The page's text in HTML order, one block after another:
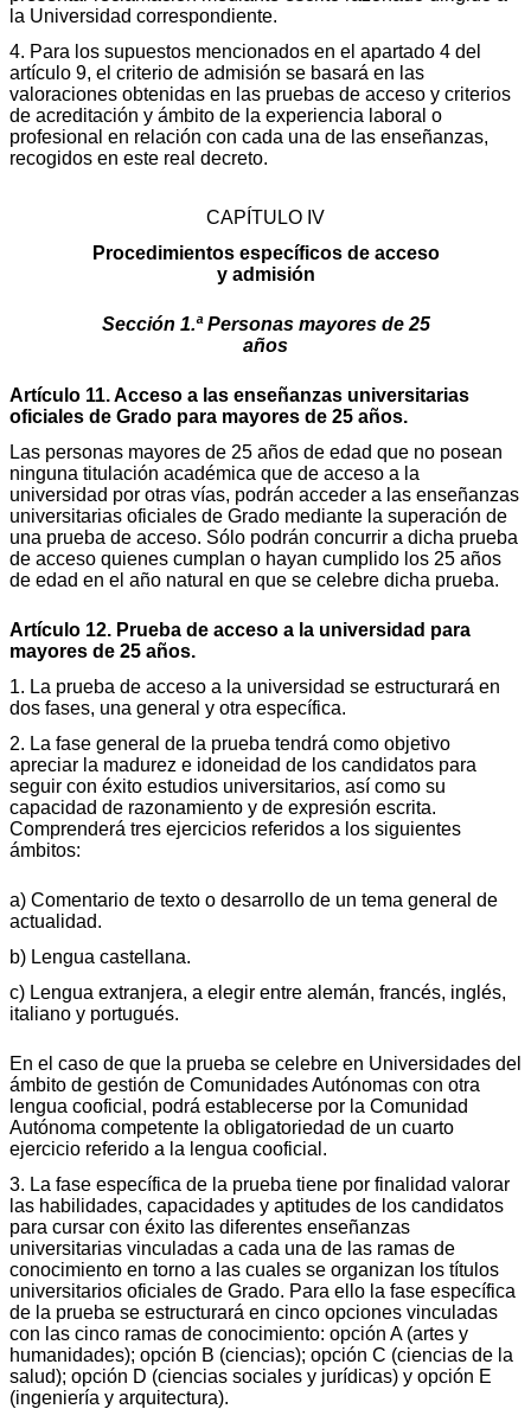
la Universidad correspondiente.
4. Para los supuestos mencionados en el apartado 4 del
artículo 9, el criterio de admisión se basará en las
valoraciones obtenidas en las pruebas de acceso y criterios
de acreditación y ámbito de la experiencia laboral o
profesional en relación con cada una de las enseñanzas,
recogidos en este real decreto.
CAPÍTULO IV
Procedimientos específicos de acceso
y admisión
Sección 1.ª Personas mayores de 25
años
Artículo 11. Acceso a las enseñanzas universitarias
oficiales de Grado para mayores de 25 años.
Las personas mayores de 25 años de edad que no posean
ninguna titulación académica que de acceso a la
universidad por otras vías, podrán acceder a las enseñanzas
universitarias oficiales de Grado mediante la superación de
una prueba de acceso. Sólo podrán concurrir a dicha prueba
de acceso quienes cumplan o hayan cumplido los 25 años
de edad en el año natural en que se celebre dicha prueba.
Artículo 12. Prueba de acceso a la universidad para
mayores de 25 años.
1. La prueba de acceso a la universidad se estructurará en
dos fases, una general y otra específica.
2. La fase general de la prueba tendrá como objetivo
apreciar la madurez e idoneidad de los candidatos para
seguir con éxito estudios universitarios, así como su
capacidad de razonamiento y de expresión escrita.
Comprenderá tres ejercicios referidos a los siguientes
ámbitos:
a) Comentario de texto o desarrollo de un tema general de
actualidad.
b) Lengua castellana.
c) Lengua extranjera, a elegir entre alemán, francés, inglés,
italiano y portugués.
En el caso de que la prueba se celebre en Universidades del
ámbito de gestión de Comunidades Autónomas con otra
lengua cooficial, podrá establecerse por la Comunidad
Autónoma competente la obligatoriedad de un cuarto
ejercicio referido a la lengua cooficial.
3. La fase específica de la prueba tiene por finalidad valorar
las habilidades, capacidades y aptitudes de los candidatos
para cursar con éxito las diferentes enseñanzas
universitarias vinculadas a cada una de las ramas de
conocimiento en torno a las cuales se organizan los títulos
universitarios oficiales de Grado. Para ello la fase específica
de la prueba se estructurará en cinco opciones vinculadas
con las cinco ramas de conocimiento: opción A (artes y
humanidades); opción B (ciencias); opción C (ciencias de la
salud); opción D (ciencias sociales y jurídicas) y opción E
(ingeniería y arquitectura).